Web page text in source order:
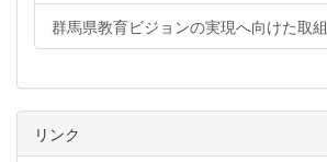
群馬県教育ビジョンの実現へ向けた取組
リンク